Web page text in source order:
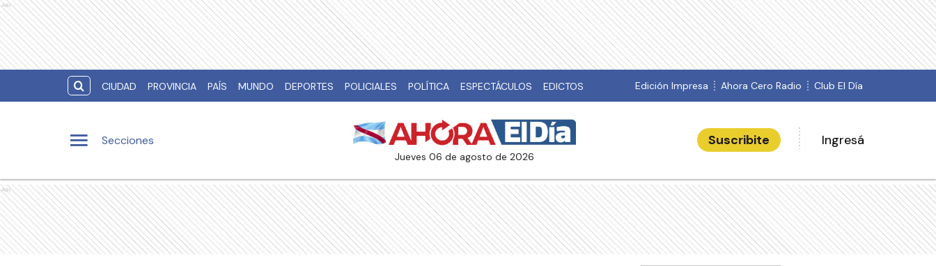
Ads
CIUDAD PROVINCIA PAÍS MUNDO DEPORTES POLICIALES POLÍTICA ESPECTÁCULOS EDICTOS Edición Impresa Ahora Cero Radio Club El Día
Secciones
jueves 06 de agosto de 2026
Suscribite Ingresá
Ads